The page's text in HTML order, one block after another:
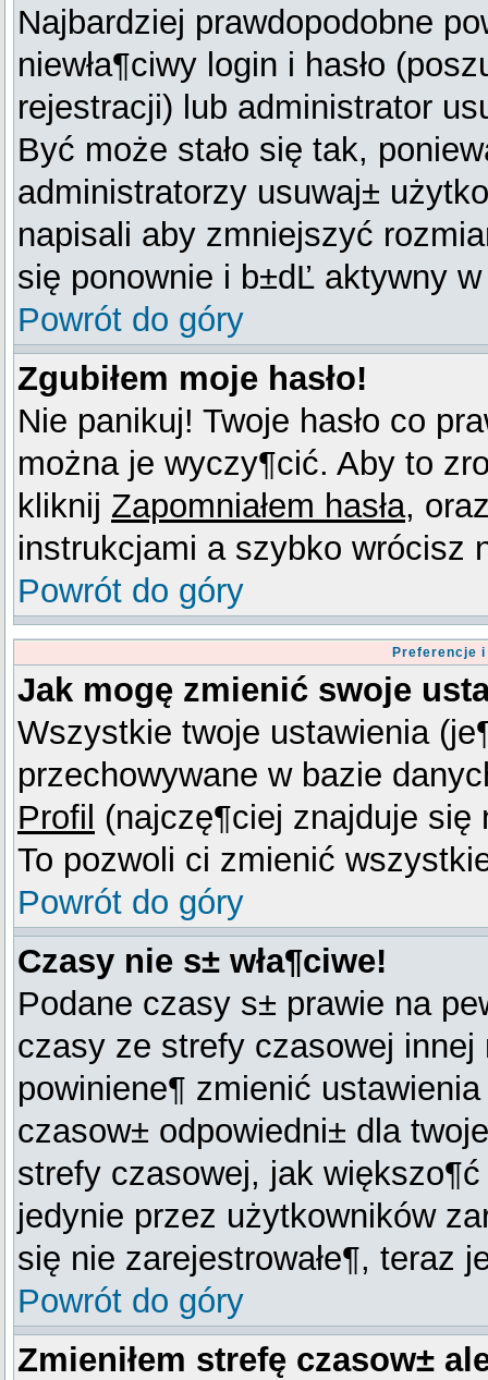
Najbardziej prawdopodobne
niewła¶ciwy login i hasło
rejestracji) lub administrator
Być może stało się tak,
administratorzy usuwaj±
napisali aby zmniejszyć
się ponownie i b±dĽ aktywny
Powrót do góry
Zgubiłem moje hasło!
Nie panikuj! Twoje hasło co
można je wyczy¶cić. Aby to
kliknij Zapomniałem hasła,
instrukcjami a szybko wrócisz
Powrót do góry
Preferencje
Jak mogę zmienić swoje
Wszystkie twoje ustawienia
przechowywane w bazie
Profil (najczę¶ciej znajduje
To pozwoli ci zmienić
Powrót do góry
Czasy nie s± wła¶ciwe!
Podane czasy s± prawie na
czasy ze strefy czasowej
powiniene¶ zmienić
czasow± odpowiedni± dla
strefy czasowej, jak
jedynie przez użytkowników
się nie zarejestrowałe¶, teraz
Powrót do góry
Zmieniłem strefę czasow±